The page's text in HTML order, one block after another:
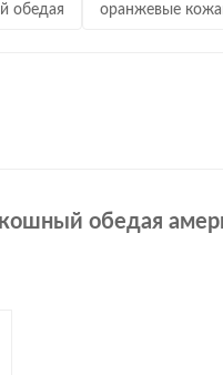
обедая оранжевые
обедая